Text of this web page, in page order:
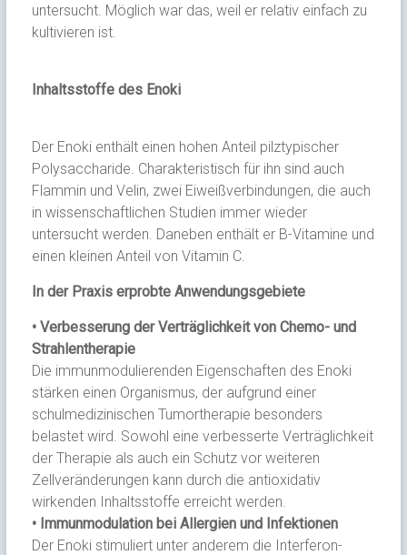
untersucht. Möglich war das, weil er relativ einfach zu
kultivieren ist.
Inhaltsstoffe des Enoki
Der Enoki enthält einen hohen Anteil pilztypischer
Polysaccharide. Charakteristisch für ihn sind auch
Flammin und Velin, zwei Eiweißverbindungen, die auch
in wissenschaftlichen Studien immer wieder
untersucht werden. Daneben enthält er B-Vitamine und
einen kleinen Anteil von Vitamin C.
In der Praxis erprobte Anwendungsgebiete
• Verbesserung der Verträglichkeit von Chemo- und
Strahlentherapie
Die immunmodulierenden Eigenschaften des Enoki
stärken einen Organismus, der aufgrund einer
schulmedizinischen Tumortherapie besonders
belastet wird. Sowohl eine verbesserte Verträglichkeit
der Therapie als auch ein Schutz vor weiteren
Zellveränderungen kann durch die antioxidativ
wirkenden Inhaltsstoffe erreicht werden.
• Immunmodulation bei Allergien und Infektionen
Der Enoki stimuliert unter anderem die Interferon-